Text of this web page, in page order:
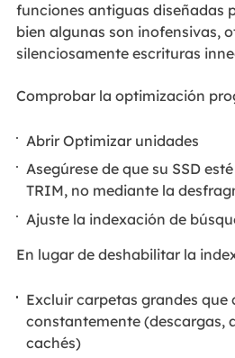
funciones antiguas diseñadas
bien algunas son inofensivas,
silenciosamente escrituras
Comprobar la optimización
Abrir Optimizar unidades
Asegúrese de que su SSD
TRIM, no mediante la
Ajuste la indexación de
En lugar de deshabilitar la
Excluir carpetas grandes que
constantemente (descargas,
cachés)